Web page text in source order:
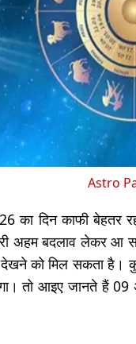
Astro
दिन काफी बेहतर
अहम बदलाव लेकर आ
देखने को मिल सकता है।
तो आइए जानते हैं